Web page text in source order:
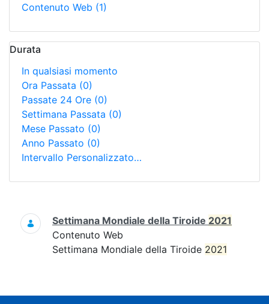
Contenuto Web (1)
Durata
In qualsiasi momento
Ora Passata (0)
Passate 24 Ore (0)
Settimana Passata (0)
Mese Passato (0)
Anno Passato (0)
Intervallo Personalizzato…
Ricerca
Settimana Mondiale della Tiroide 2021
Contenuto Web
Settimana Mondiale della Tiroide 2021